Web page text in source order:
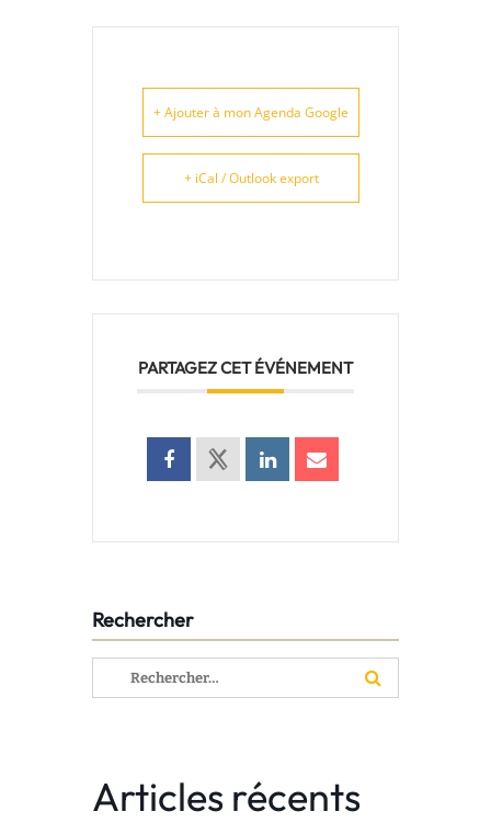
+ Ajouter à mon Agenda Google
+ iCal / Outlook export
PARTAGEZ CET ÉVÉNEMENT
Rechercher
Rechercher :
Articles récents